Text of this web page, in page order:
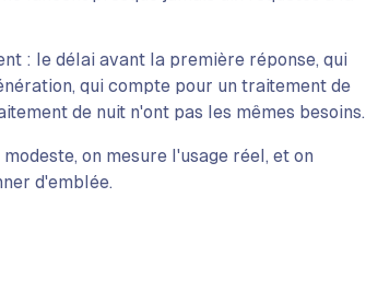
: le délai avant la première réponse, qui
qui compte pour un traitement de
de nuit n'ont pas les mêmes besoins.
on mesure l'usage réel, et on
d'emblée.